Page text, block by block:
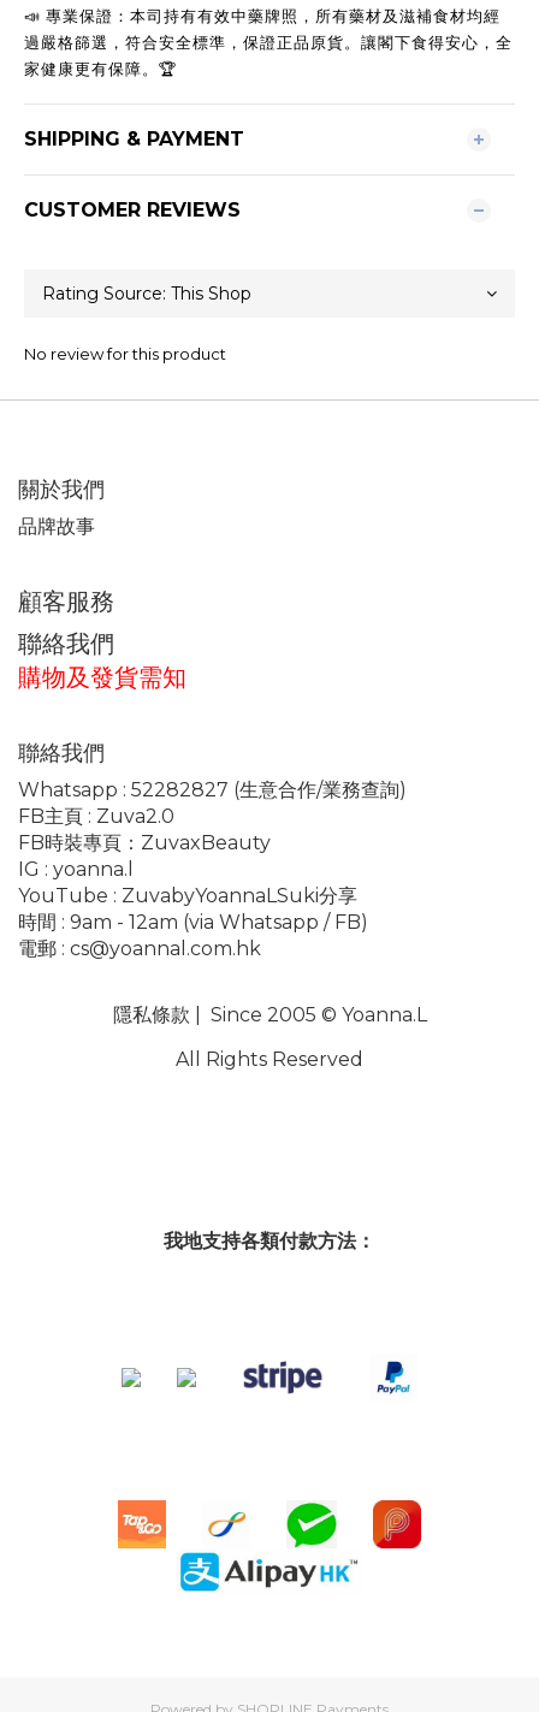
📣 專業保證：本司持有有效中藥牌照，所有藥材及滋補食材均經
過嚴格篩選，符合安全標準，保證正品原貨。讓閣下食得安心，全
家健康更有保障。🏆
SHIPPING & PAYMENT
CUSTOMER REVIEWS
No review for this product
關於我們
品牌故事
顧客服務
聯絡我們
購物及發貨需知
聯絡我們
Whatsapp : 52282827 (生意合作/業務查詢)
FB主頁 : Zuva2.0
FB時裝專頁： ZuvaxBeauty
IG : yoanna.l
YouTube : ZuvabyYoannaLSuki分享
時間 : 9am - 12am (via Whatsapp / FB)
電郵 : cs@yoannal.com.hk
隱私條款 | Since 2005 © Yoanna.L
All Rights Reserved
我地支持各類付款方法：